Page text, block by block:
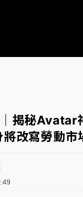
！中部以北防豪雨
門只出不進 未移置
揭秘Avatar
改寫勞動市